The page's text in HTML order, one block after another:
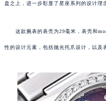
盘之上，进一步彰显了星座系列的设计理
这款腕表的表壳为29毫米，表壳和
性的设计元素，包括抛光托爪设计，以及